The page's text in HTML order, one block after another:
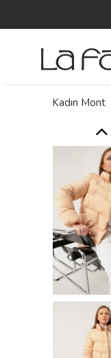
Kadın Mont